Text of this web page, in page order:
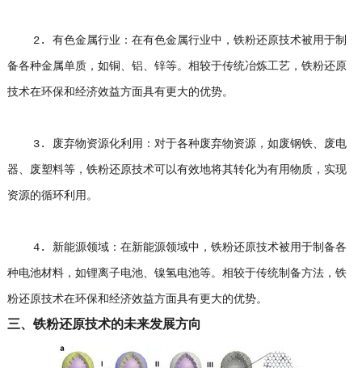
2. 有色金属行业：在有色金属行业中，铁粉还原技术被用于制
备各种金属单质，如铜、铝、锌等。相较于传统冶炼工艺，铁粉还原
技术在环保和经济效益方面具有更大的优势。
3. 废弃物资源化利用：对于各种废弃物资源，如废钢铁、废电
器、废塑料等，铁粉还原技术可以有效地将其转化为有用物质，实现
资源的循环利用。
4. 新能源领域：在新能源领域中，铁粉还原技术被用于制备各
种电池材料，如锂离子电池、镍氢电池等。相较于传统制备方法，铁
粉还原技术在环保和经济效益方面具有更大的优势。
三、铁粉还原技术的未来发展方向